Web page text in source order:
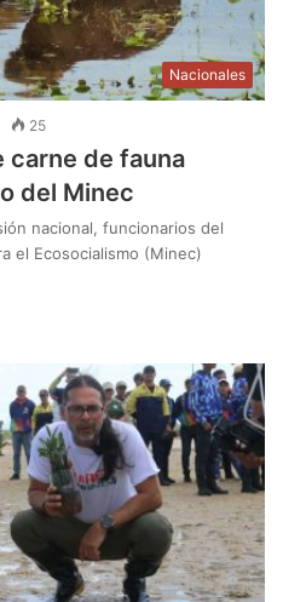
Nacionales
25
carne de fauna
del Minec
nacional, funcionarios del
el Ecosocialismo (Minec)